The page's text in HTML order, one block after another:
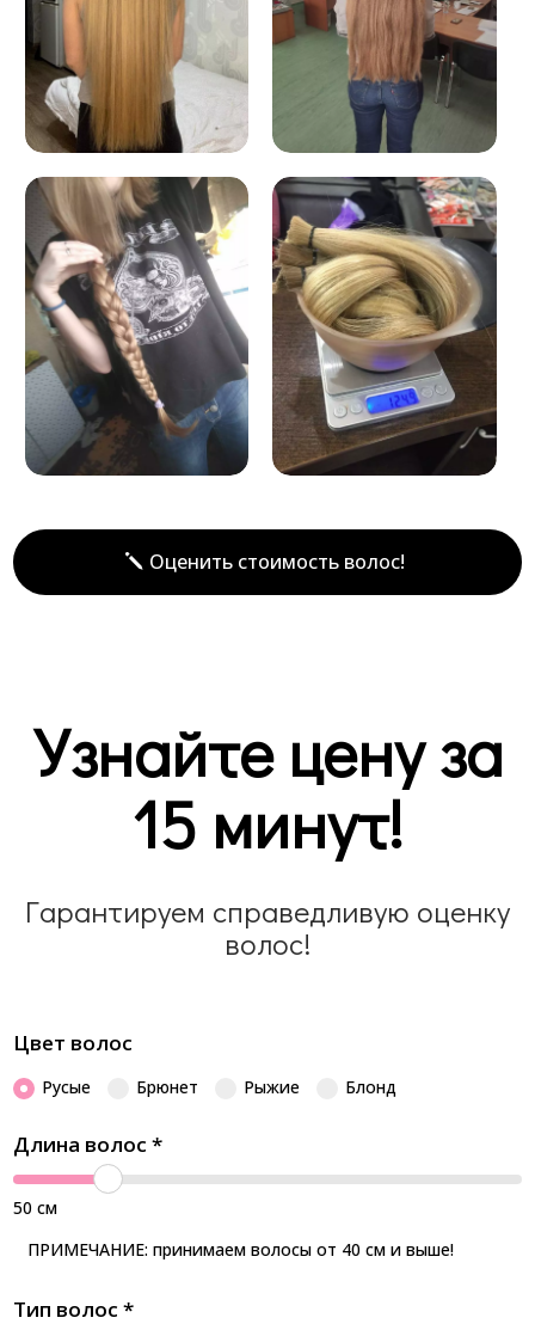
Оценить стоимость волос!
Узнайте цену за
15 минут!
Гарантируем справедливую оценку
волос!
Цвет волос
Русые Брюнет Рыжие Блонд
Длина волос*
50 см
ПРИМЕЧАНИЕ: принимаем волосы от 40 см и выше!
Тип волос*